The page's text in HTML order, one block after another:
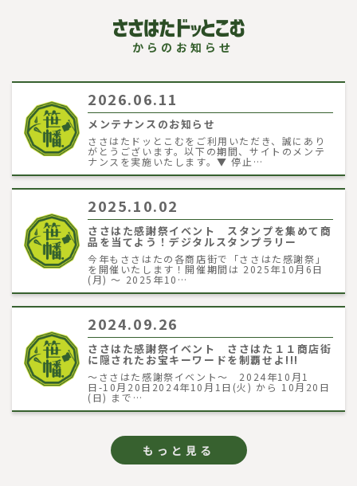
2026.06.11
メンテナンスのお知らせ
ささはたドッとこむをご利用いただき、誠にあり
がとうございます。以下の期間、サイトのメンテ
ナンスを実施いたします。▼ 停止…
2025.10.02
ささはた感謝祭イベント スタンプを集めて商
品を当てよう！デジタルスタンプラリー
今年もささはたの各商店街で「ささはた感謝祭」
を開催いたします！開催期間は 2025年10月6日
(月) ～ 2025年10…
2024.09.26
ささはた感謝祭イベント ささはた１１商店街
に隠されたお宝キーワードを制覇せよ!!!
～ささはた感謝祭イベント～ 2024年10月1
日-10月20日2024年10月1日(火) から 10月20日
(日) まで…
もっと見る